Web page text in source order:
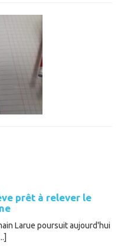
prêt à relever le
Larue poursuit aujourd'hui